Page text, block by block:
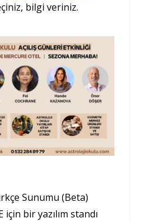
bilgi veriniz.
Sunumu (Beta)
için bir yazılım standı